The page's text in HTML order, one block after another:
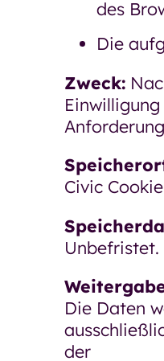
des
Die
Zweck:
Civic
Unbefristet.
Die Daten
der